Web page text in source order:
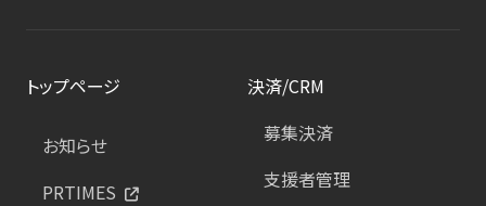
トップページ
お知らせ
PRTIMES
決済/CRM
募集決済
支援者管理